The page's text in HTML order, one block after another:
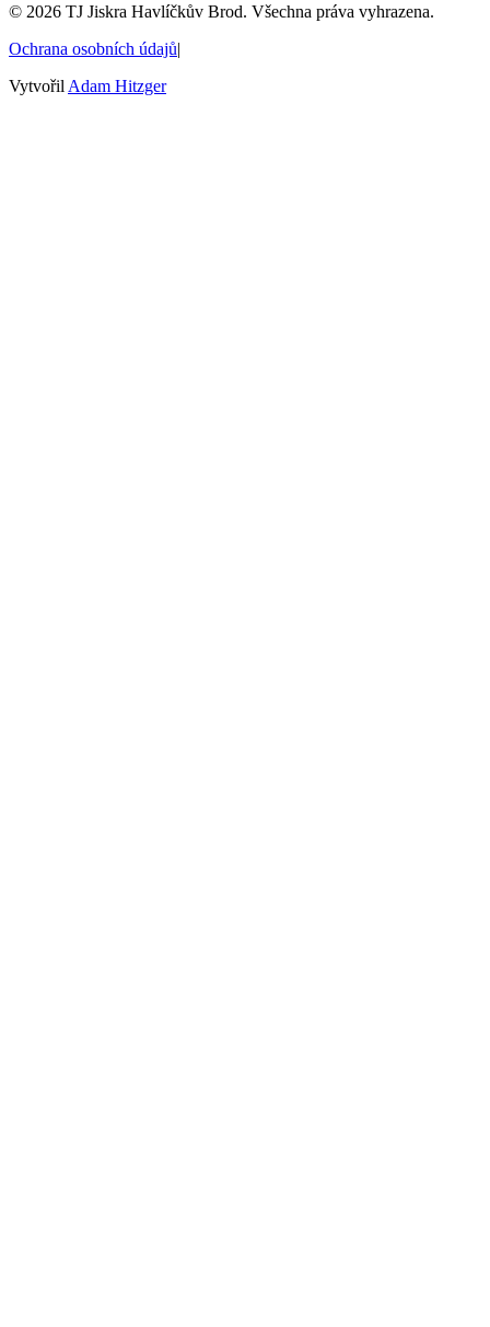
© 2026 TJ Jiskra Havlíčkův Brod. Všechna práva vyhrazena.
Ochrana osobních údajů|
Vytvořil Adam Hitzger